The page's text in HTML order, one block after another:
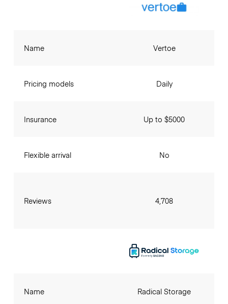
Name
Pricing models
Insurance
Flexible arrival
Reviews
Vertoe
Daily
Up to $5000
No
4,708
Name Radical Storage